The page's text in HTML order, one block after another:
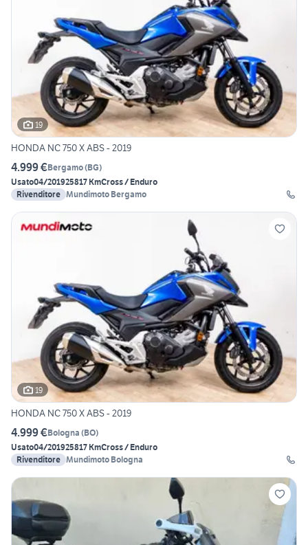
19
HONDA NC 750 X ABS - 2019
4.999 €Bergamo(BG)
Usato04/201925817 KmCross / Enduro
Rivenditore Mundimoto Bergamo
19
HONDA NC 750 X ABS - 2019
4.999 €Bologna (BO)
Usato04/201925817 KmCross / Enduro
Rivenditore Mundimoto Bologna